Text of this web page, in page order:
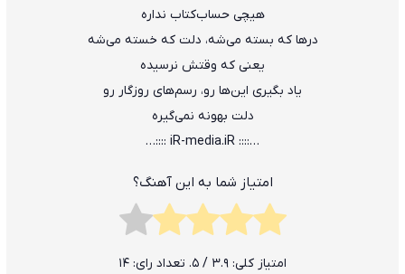
هیچی حساب‌کتاب نداره
درها که بسته می‌شه، دلت که خسته می‌شه
یعنی که وقتش نرسیده
یاد بگیری این‌ها رو، رسم‌های روزگار رو
دلت بهونه نمی‌گیره
…:::: iR-media.iR ::::…
امتیاز شما به این آهنگ؟
امتیاز کلی: 3.9 / 5. تعداد رای: 14